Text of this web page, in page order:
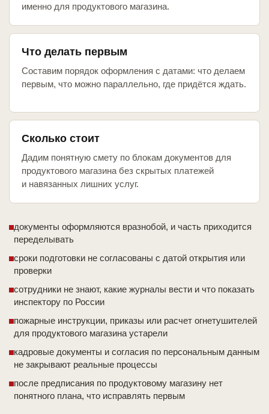
именно для продуктового магазина.
Что делать первым
Составим порядок оформления с датами: что делаем
первым, что можно параллельно, где придётся ждать.
Сколько стоит
Дадим понятную смету по блокам документов для
продуктового магазина без скрытых платежей
и навязанных лишних услуг.
документы оформляются вразнобой, и часть приходится
переделывать
сроки подготовки не согласованы с датой открытия или
проверки
сотрудники не знают, какие журналы вести и что показать
инспектору по России
пожарные инструкции, приказы или расчет огнетушителей
для продуктового магазина устарели
кадровые документы и согласия по персональным данным
не закрывают реальные процессы
после предписания по продуктовому магазину нет
понятного плана, что исправлять первым